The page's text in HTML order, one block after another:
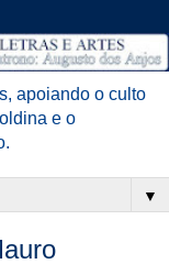
apoiando o culto
e o
▼